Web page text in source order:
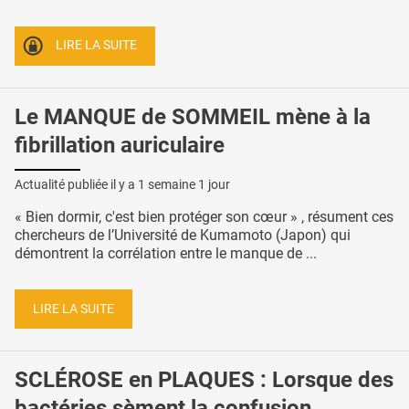
LIRE LA SUITE
Le MANQUE de SOMMEIL mène à la
fibrillation auriculaire
Actualité publiée il y a 1 semaine 1 jour
« Bien dormir, c'est bien protéger son cœur » , résument ces
chercheurs de l’Université de Kumamoto (Japon) qui
démontrent la corrélation entre le manque de ...
LIRE LA SUITE
SCLÉROSE en PLAQUES : Lorsque des